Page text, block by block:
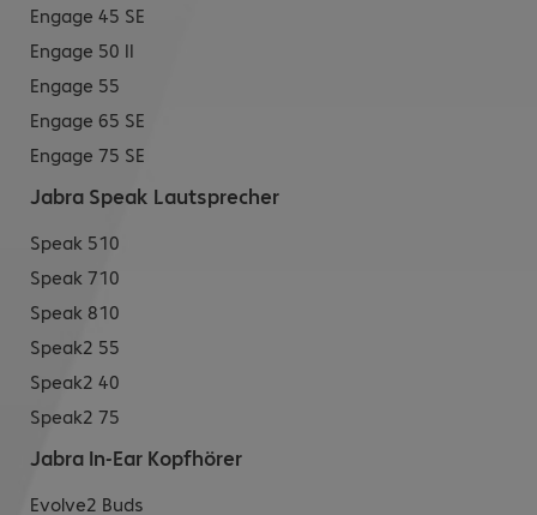
Engage 45 SE
Engage 50 II
Engage 55
Engage 65 SE
Engage 75 SE
Jabra Speak Lautsprecher
Speak 510
Speak 710
Speak 810
Speak2 55
Speak2 40
Speak2 75
Jabra In-Ear Kopfhörer
Evolve2 Buds